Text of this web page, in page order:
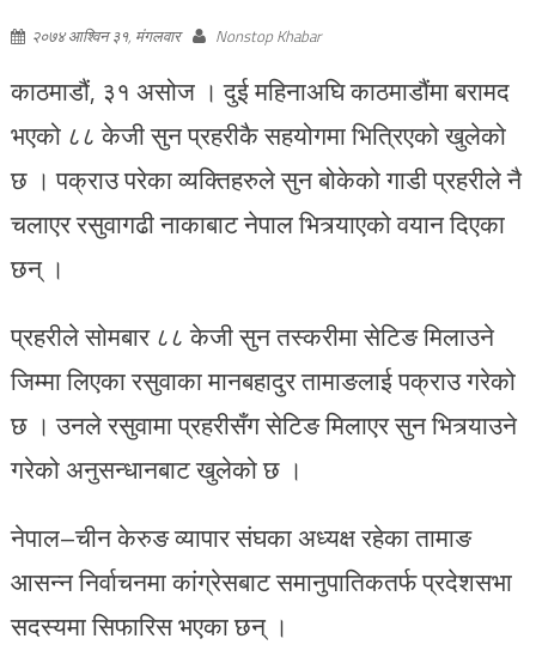
२०७४ आश्विन ३१, मंगलवार Nonstop Khabar
काठमाडौं, ३१ असोज । दुई महिनाअघि काठमाडौंमा बरामद
भएको ८८ केजी सुन प्रहरीकै सहयोगमा भित्रिएको खुलेको
छ । पक्राउ परेका व्यक्तिहरुले सुन बोकेको गाडी प्रहरीले नै
चलाएर रसुवागढी नाकाबाट नेपाल भित्र्याएको वयान दिएका
छन् ।
प्रहरीले सोमबार ८८ केजी सुन तस्करीमा सेटिङ मिलाउने
जिम्मा लिएका रसुवाका मानबहादुर तामाङलाई पक्राउ गरेको
छ । उनले रसुवामा प्रहरीसँग सेटिङ मिलाएर सुन भित्र्याउने
गरेको अनुसन्धानबाट खुलेको छ ।
नेपाल–चीन केरुङ व्यापार संघका अध्यक्ष रहेका तामाङ
आसन्न निर्वाचनमा कांग्रेसबाट समानुपातिकतर्फ प्रदेशसभा
सदस्यमा सिफारिस भएका छन् ।